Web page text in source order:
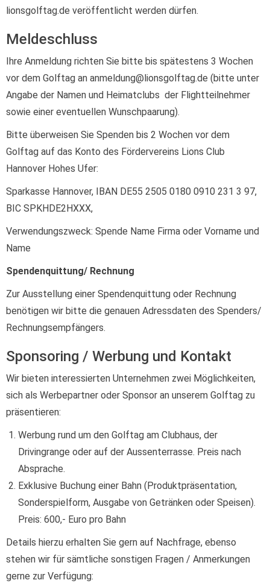
lionsgolftag.de veröffentlicht werden dürfen.
Meldeschluss
Ihre Anmeldung richten Sie bitte bis spätestens 3 Wochen
vor dem Golftag an anmeldung@lionsgolftag.de (bitte unter
Angabe der Namen und Heimatclubs der Flightteilnehmer
sowie einer eventuellen Wunschpaarung).
Bitte überweisen Sie Spenden bis 2 Wochen vor dem
Golftag auf das Konto des Fördervereins Lions Club
Hannover Hohes Ufer:
Sparkasse Hannover, IBAN DE55 2505 0180 0910 231 3 97,
BIC SPKHDE2HXXX,
Verwendungszweck: Spende Name Firma oder Vorname und
Name
Spendenquittung/ Rechnung
Zur Ausstellung einer Spendenquittung oder Rechnung
benötigen wir bitte die genauen Adressdaten des Spenders/
Rechnungsempfängers.
Sponsoring / Werbung und Kontakt
Wir bieten interessierten Unternehmen zwei Möglichkeiten,
sich als Werbepartner oder Sponsor an unserem Golftag zu
präsentieren:
Werbung rund um den Golftag am Clubhaus, der
Drivingrange oder auf der Aussenterrasse. Preis nach
Absprache.
Exklusive Buchung einer Bahn (Produktpräsentation,
Sonderspielform, Ausgabe von Getränken oder Speisen).
Preis: 600,- Euro pro Bahn
Details hierzu erhalten Sie gern auf Nachfrage, ebenso
stehen wir für sämtliche sonstigen Fragen / Anmerkungen
gerne zur Verfügung: